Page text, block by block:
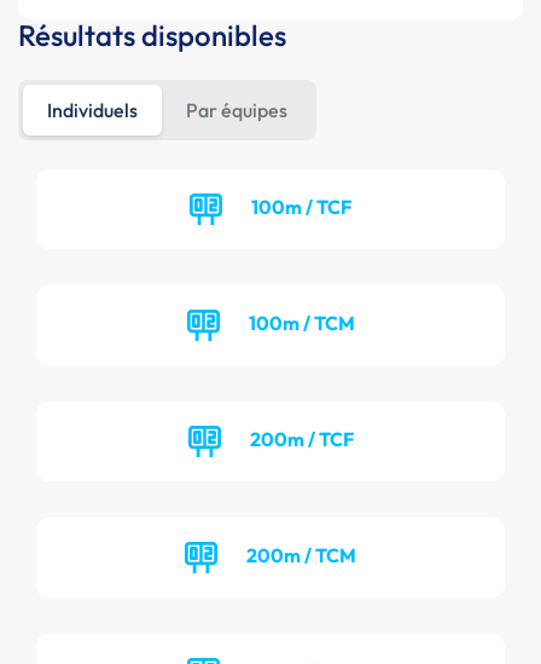
Résultats disponibles
Individuels Par équipes
100m / TCF
100m / TCM
200m / TCF
200m / TCM